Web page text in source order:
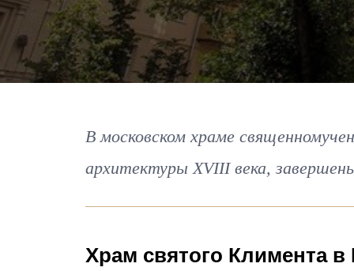
В московском храме
архитектуры XVIII века,
Храм святого Климента в